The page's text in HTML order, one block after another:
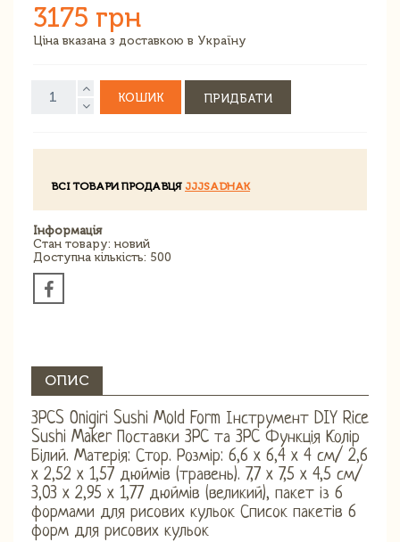
3175 грн
Ціна вказана з доставкою в Україну
КОШИК ПРИДБАТИ
ВСІ ТОВАРИ ПРОДАВЦЯ JJJSADHAK
Інформація
Стан товару: новий
Доступна кількість: 500
ОПИС
3PCS Onigiri Sushi Mold Form Інструмент DIY Rice
Sushi Maker Поставки 3PC та 3PC Функція Колір
Білий. Матерія: Стор. Розмір: 6,6 x 6,4 x 4 см/ 2,6
x 2,52 x 1,57 дюймів (травень). 7,7 x 7,5 x 4,5 см/
3,03 x 2,95 x 1,77 дюймів (великий), пакет із 6
формами для рисових кульок Список пакетів 6
форм для рисових кульок